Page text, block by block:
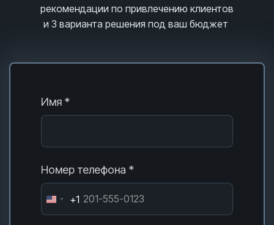
рекомендации по привлечению клиентов
и 3 варианта решения под ваш бюджет
Имя *
Номер телефона *
+1